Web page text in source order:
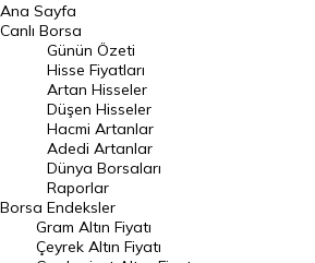
BIST 100 Hisseleri
En Çok Artan Hisseler
En Çok Düşen Hisseler
Hacmi Artanlar
Geçmiş Kapanışlar
Dünya Borsaları
Raporlar
Ana Sayfa
Canlı Borsa
Borsa
Günün Özeti
Hisse Fiyatları
Artan Hisseler
Düşen Hisseler
Hacmi Artanlar
Adedi Artanlar
Dünya Borsaları
Raporlar
Endeksler
Gram Altın Fiyatı
Çeyrek Altın Fiyatı